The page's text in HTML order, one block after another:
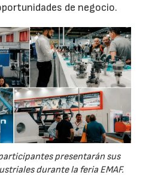
de negocio.
presentarán sus
durante la feria EMAF.